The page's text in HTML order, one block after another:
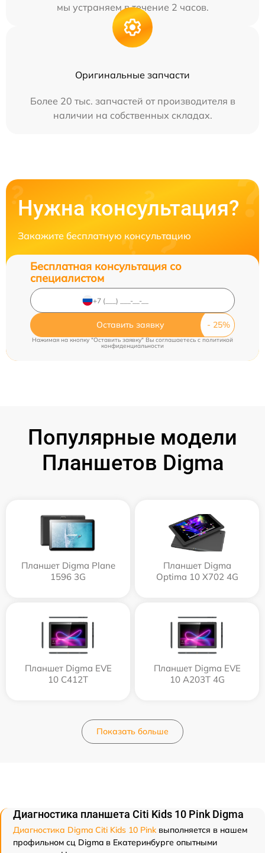
мы устраняем в течение 2 часов.
Оригинальные запчасти
Более 20 тыс. запчастей от производителя в
наличии на собственных складах.
Нужна консультация?
Закажите бесплатную консультацию
Бесплатная консультация со
специалистом
Оставить заявку
Нажимая на кнопку "Оставить заявку" Вы соглашаетесь c политикой
конфиденциальности
Популярные модели
Планшетов Digma
Планшет Digma Plane
1596 3G
Планшет Digma
Optima 10 X702 4G
Планшет Digma EVE
10 C412T
Планшет Digma EVE
10 A203T 4G
Показать больше
Диагностика планшета Citi Kids 10 Pink Digma
Диагностика Digma Citi Kids 10 Pinkвыполняется в нашем
профильном сц Digma в Екатеринбурге опытными